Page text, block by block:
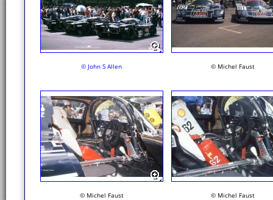
© John S Allen © Michel Faust
© Michel Faust © Michel Faust